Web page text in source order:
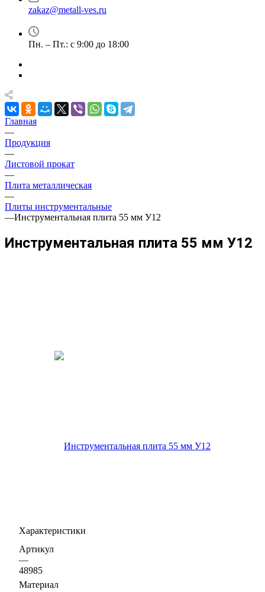
zakaz@metall-ves.ru
Пн. – Пт.: с 9:00 до 18:00
Главная
—
Продукция
—
Листовой прокат
—
Плита металлическая
—
Плиты инструментальные
—Инструментальная плита 55 мм У12
Инструментальная плита 55 мм У12
Характеристики
Артикул
—
48985
Материал